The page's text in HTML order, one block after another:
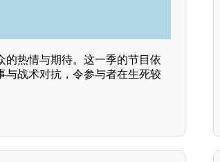
的热情与期待。这一季的节目依
与战术对抗，令参与者在生死较